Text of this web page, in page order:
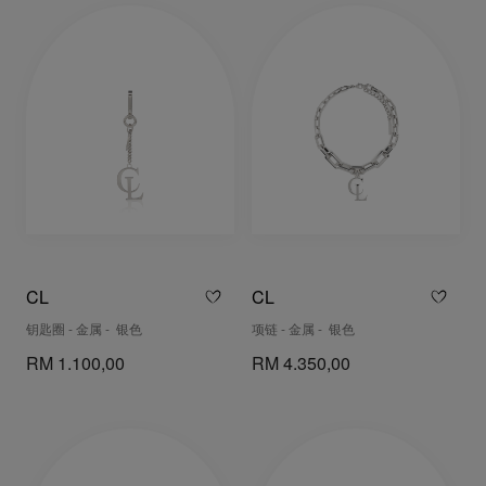
CL
钥匙圈 - 金属 - 银色
RM 1.100,00
CL
项链 - 金属 - 银色
RM 4.350,00